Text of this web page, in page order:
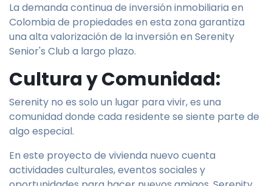
La demanda continua de inversión inmobiliaria en
Colombia de propiedades en esta zona garantiza
una alta valorización de la inversión en Serenity
Senior's Club a largo plazo.
Cultura y Comunidad:
Serenity no es solo un lugar para vivir, es una
comunidad donde cada residente se siente parte de
algo especial.
En este proyecto de vivienda nuevo cuenta
actividades culturales, eventos sociales y